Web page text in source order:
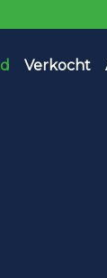
Verkocht